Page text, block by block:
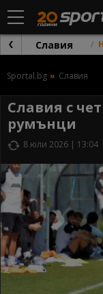
Славия
Sportal.bg Славия
Славия с
румънци
8 юли 2026 | 13:04